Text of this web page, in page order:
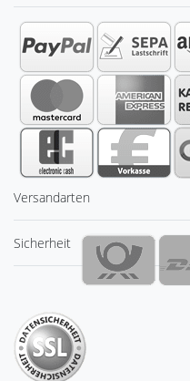
Versandarten
Sicherheit